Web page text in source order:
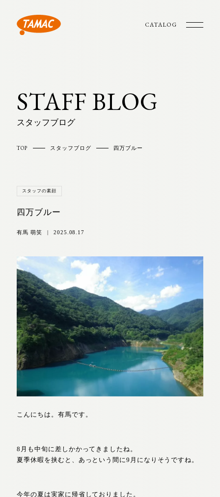
CATALOG
STAFF BLOG
スタッフブログ
TOP スタッフブログ 四万ブルー
スタッフの素顔
四万ブルー
有馬 萌笑 | 2025.08.17
こんにちは。有馬です。
8月も中旬に差しかかってきましたね。
夏季休暇を挟むと、あっという間に9月になりそうですね。
今年の夏は実家に帰省しておりました。